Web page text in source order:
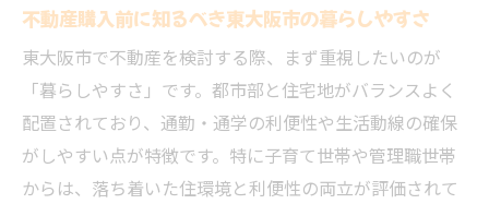
不動産購入前に知るべき東大阪市の暮らしやすさ
東大阪市で不動産を検討する際、まず重視したいのが
「暮らしやすさ」です。都市部と住宅地がバランスよく
配置されており、通勤・通学の利便性や生活動線の確保
がしやすい点が特徴です。特に子育て世帯や管理職世帯
からは、落ち着いた住環境と利便性の両立が評価されて